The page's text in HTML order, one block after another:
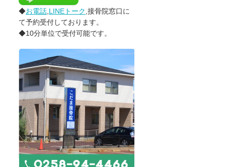
◆お電話 LINEトーク ,接骨院窓口に
て予約受付しております。
◆10分単位で受付可能です。